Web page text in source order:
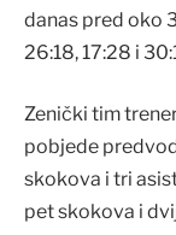
danas pred oko
26:18, 17:28 i
Zenički tim
pobjede
skokova i tri
pet skokova i